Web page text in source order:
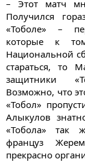
– Этот матч
Получился
«Тоболе» –
которые к
Национальной
стараться, то
защитники
Возможно, что
«Тобол»
Алыкулов
«Тобола» так
француз
прекрасно